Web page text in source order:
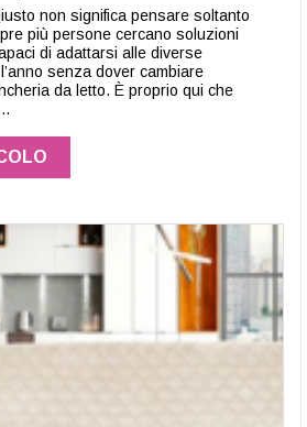
non significa pensare soltanto
più persone cercano soluzioni
di adattarsi alle diverse
senza dover cambiare
da letto. È proprio qui che